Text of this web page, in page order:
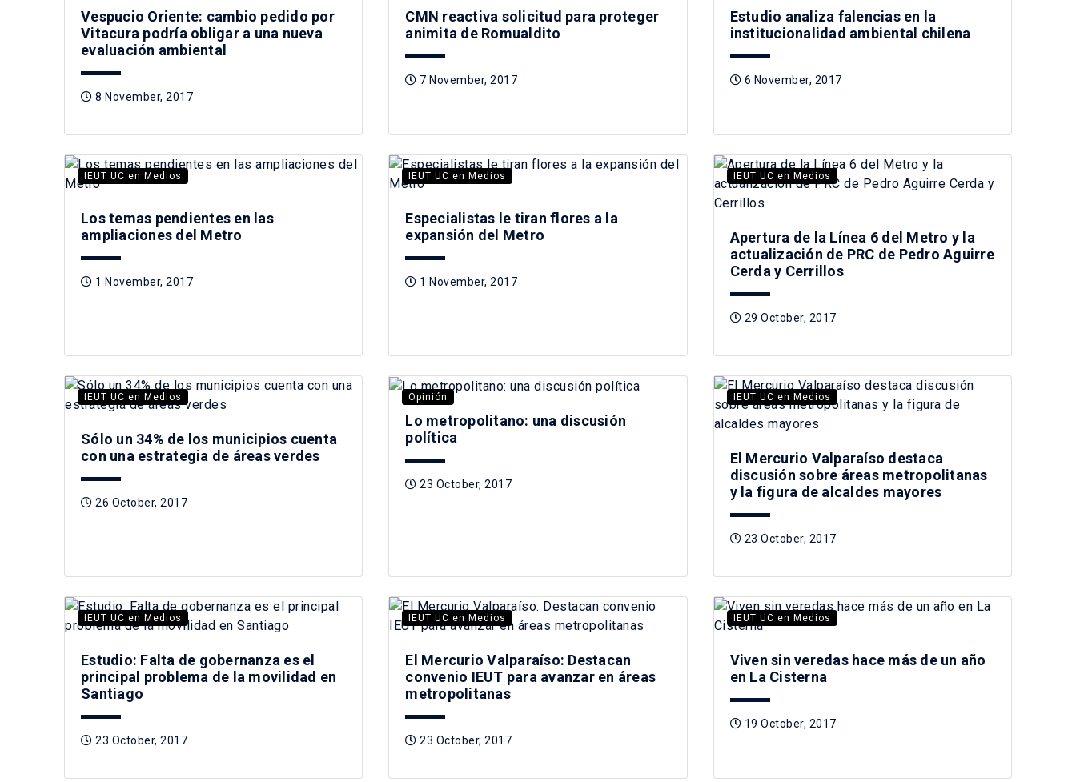
Vespucio Oriente: cambio pedido por
Vitacura podría obligar a una nueva
evaluación ambiental
8 November, 2017
CMN reactiva solicitud para proteger
animita de Romualdito
7 November, 2017
Estudio analiza falencias en la
institucionalidad ambiental chilena
6 November, 2017
IEUT UC en Medios
Los temas pendientes en las
ampliaciones del Metro
1 November, 2017
IEUT UC en Medios
Especialistas le tiran flores a la
expansión del Metro
1 November, 2017
IEUT UC en Medios
Apertura de la Línea 6 del Metro y la
actualización de PRC de Pedro Aguirre
Cerda y Cerrillos
29 October, 2017
IEUT UC en Medios
Sólo un 34% de los municipios cuenta
con una estrategia de áreas verdes
26 October, 2017
Opinión
Lo metropolitano: una discusión
política
23 October, 2017
IEUT UC en Medios
El Mercurio Valparaíso destaca
discusión sobre áreas metropolitanas
y la figura de alcaldes mayores
23 October, 2017
IEUT UC en Medios
Estudio: Falta de gobernanza es el
principal problema de la movilidad en
Santiago
23 October, 2017
IEUT UC en Medios
El Mercurio Valparaíso: Destacan
convenio IEUT para avanzar en áreas
metropolitanas
23 October, 2017
IEUT UC en Medios
Viven sin veredas hace más de un año
en La Cisterna
19 October, 2017